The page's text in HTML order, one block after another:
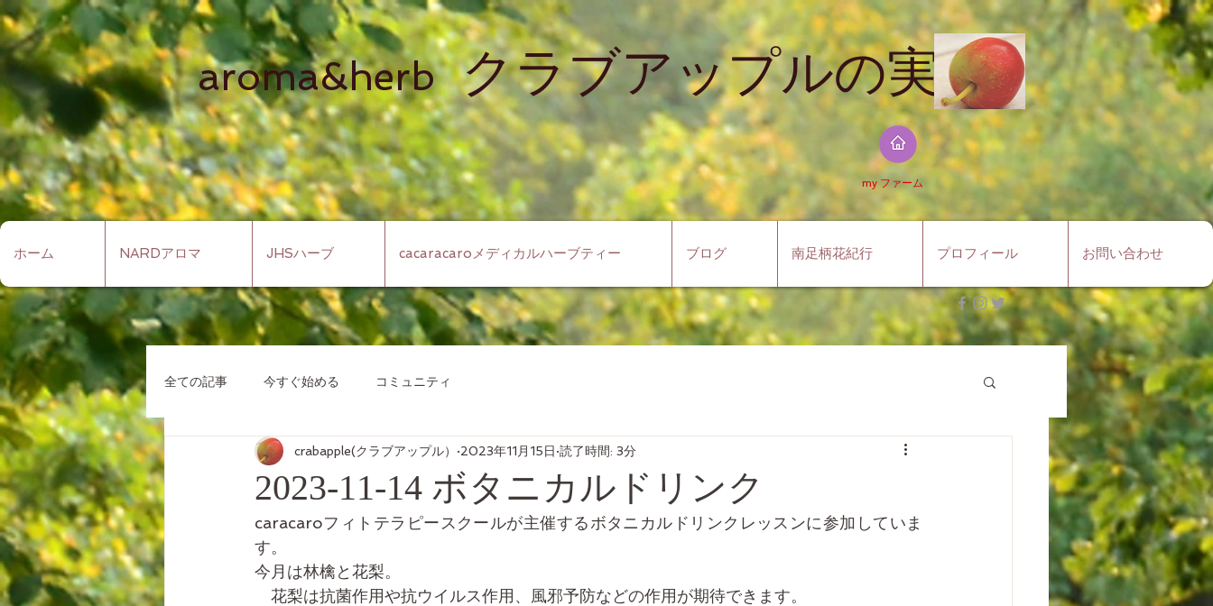
aroma&herbクラブアップルの実​
​my ファーム
ホーム NARDアロマ JHSハーブ cacaracaroメディカルハーブティー ブログ 南足柄花紀行 プロフィール お問い合わせ
全ての記事 今すぐ始める コミュニティ
2023-11-14 ボタニカルドリンク
crabapple(クラブアップル） 2023年11月15日 読了時間: 3分
caracaroフィトテラピースクールが主催するボタニカルドリンクレッスンに参加していま
す。
今月は林檎と花梨。
花梨は抗菌作用や抗ウイルス作用、風邪予防などの作用が期待できます。